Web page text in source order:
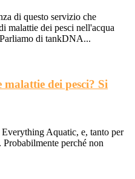
di questo servizio che
malattie dei pesci nell'acqua
di tankDNA...
dei pesci? Si
Aquatic, e, tanto per
perché non